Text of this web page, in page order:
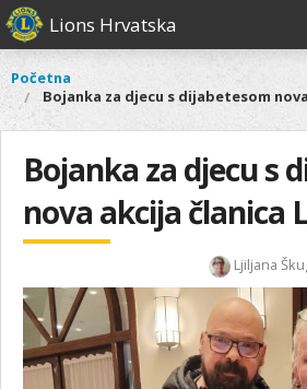
Skoči
na
sadržaj
Lions Hrvatska
O nama
Lions Distrikt 126
Naši projekti
Aktivnosti
Glavni
izbornik
O
nama
Lions
Distrikt
126
Naši
projekti
Vi
ste
ovdje
Početna
Bojanka za djecu s dijabetesom
Bojanka za djecu s
nova akcija članica
Ljiljana